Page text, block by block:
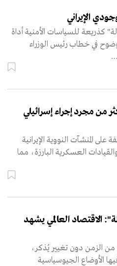
الإيراني
كذريعة للسياسات الأمنية أداة
في خطاب رئيس الوزراء
من مجرد إجراء إسرائيلي
المنشآت النووية الإيرانية
العسكرية البارزة، مما
الاقتصاد العالمي يشهد
الزمن دون تغيير يُذكر،
الأوضاع الجيوسياسية